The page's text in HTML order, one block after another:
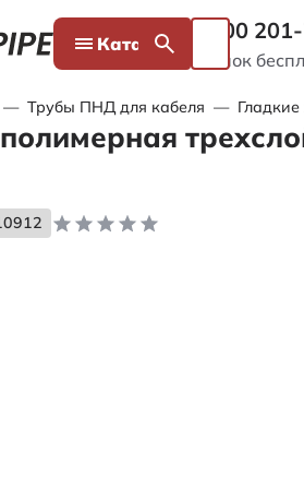
Каталог 8 800
Звонок
— Трубы ПНД для кабеля —